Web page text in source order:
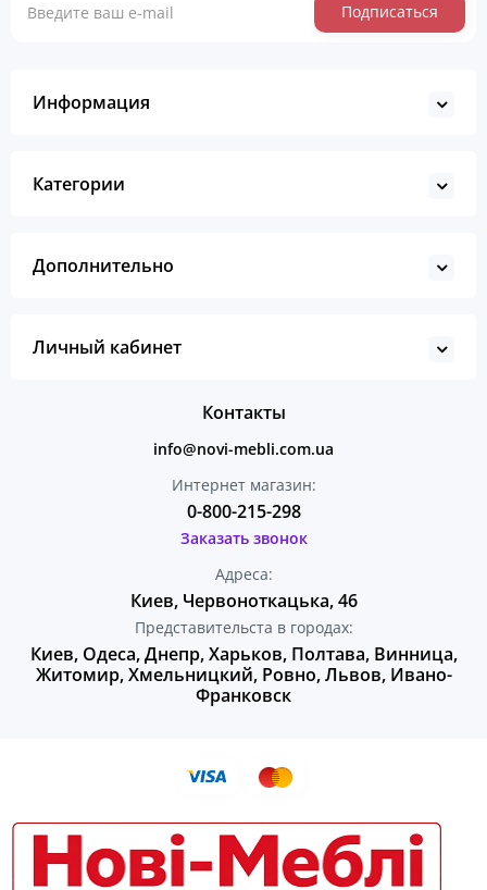
Подписаться
Информация
Категории
Дополнительно
Личный кабинет
Контакты
info@novi-mebli.com.ua
Интернет магазин:
0-800-215-298
Заказать звонок
Адреса:
Киев, Червоноткацька, 46
Представительста в городах:
Киев, Одеса, Днепр, Харьков, Полтава, Винница,
Житомир, Хмельницкий, Ровно, Львов, Ивано-
Франковск